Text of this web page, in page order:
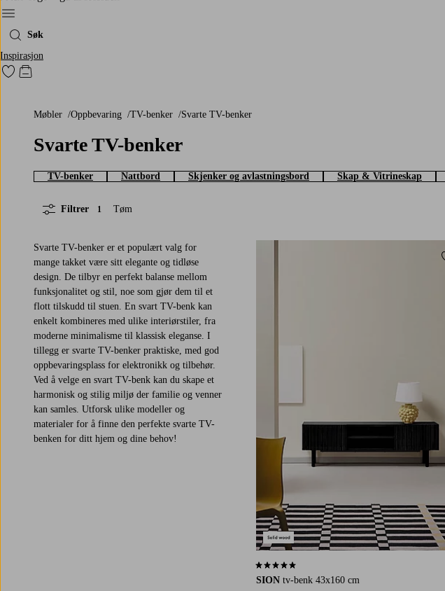
Meny
Søk
Inspirasjon
Gå til favorittmerkede produkter
Gå til handlekurven
Møbler Oppbevaring TV-benker Svarte TV-benker
Svarte TV-benker
TV-benker Nattbord Skjenker og avlastningsbord Skap & Vitrineskap
Filtrer 1 Tøm
Svarte TV-benker er et populært valg for
mange takket være sitt elegante og tidløse
design. De tilbyr en perfekt balanse mellom
funksjonalitet og stil, noe som gjør dem til et
flott tilskudd til stuen. En svart TV-benk kan
enkelt kombineres med ulike interiørstiler, fra
moderne minimalisme til klassisk eleganse. I
tillegg er svarte TV-benker praktiske, med god
oppbevaringsplass for elektronikk og tilbehør.
Ved å velge en svart TV-benk kan du skape et
harmonisk og stilig miljø der familie og venner
kan samles. Utforsk ulike modeller og
materialer for å finne den perfekte svarte TV-
benken for ditt hjem og dine behov!
SION tv-benk 43x160 cm
5,0 basert på 4 karaktergivninger